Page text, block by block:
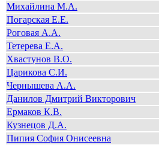
Михайлина М.А.
Погарская Е.Е.
Роговая А.А.
Тетерева Е.А.
Хвастунов В.О.
Царикова С.И.
Чернышева А.А.
Данилов Дмитрий Викторович
Ермаков К.В.
Кузнецов Д.А.
Пипия София Онисеевна